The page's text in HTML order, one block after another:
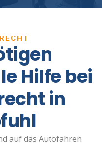
Hilfe bei
in
auf das Autofahren